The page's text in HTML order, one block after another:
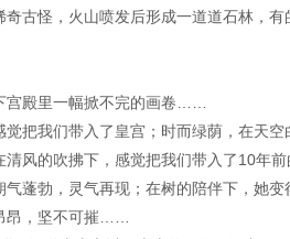
古怪，火山喷发后形成一道道石林，
宫殿里一幅掀不完的画卷……
把我们带入了皇宫；时而绿荫，在天空
风的吹拂下，感觉把我们带入了10年前
蓬勃，灵气再现；在树的陪伴下，她变
昂，坚不可摧……